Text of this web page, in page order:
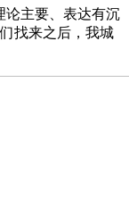
主要、表达有沉
找来之后，我城